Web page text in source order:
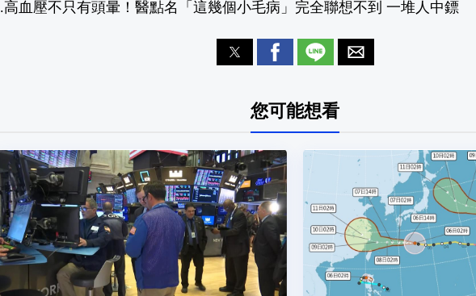
.高血壓不只有頭暈！醫點名「這幾個小毛病」完全聯想不到 一堆人中鏢
您可能想看